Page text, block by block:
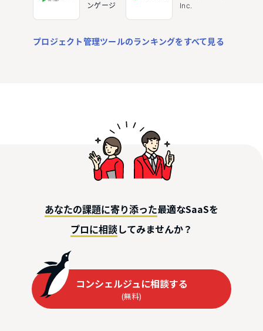
ンゲージ
Inc.
プロジェクト管理ツールのランキングをすべて見る
あなたの課題に寄り添った最適なSaaSを
プロに相談してみませんか？
コンシェルジュに相談する
(無料)